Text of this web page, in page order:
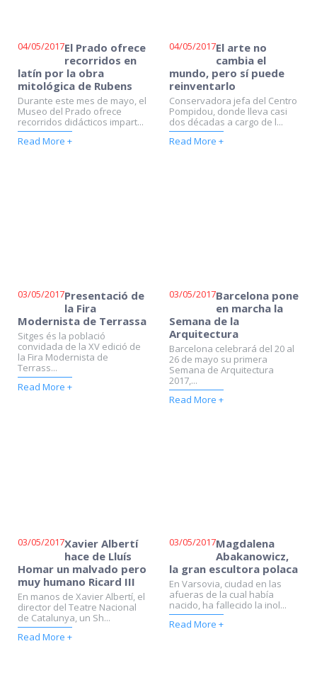
04/05/2017El Prado ofrece
recorridos en
latín por la obra
mitológica de Rubens
Durante este mes de mayo, el
Museo del Prado ofrece
recorridos didácticos impart...
Read More +
04/05/2017El arte no
cambia el
mundo, pero sí puede
reinventarlo
Conservadora jefa del Centro
Pompidou, donde lleva casi
dos décadas a cargo de l...
Read More +
03/05/2017Presentació de
la Fira
Modernista de Terrassa
Sitges és la població
convidada de la XV edició de
la Fira Modernista de
Terrass...
Read More +
03/05/2017Barcelona pone
en marcha la
Semana de la
Arquitectura
Barcelona celebrará del 20 al
26 de mayo su primera
Semana de Arquitectura
2017,...
Read More +
03/05/2017Xavier Albertí
hace de Lluís
Homar un malvado pero
muy humano Ricard III
En manos de Xavier Albertí, el
director del Teatre Nacional
de Ca­talunya, un Sh...
Read More +
03/05/2017Magdalena
Abakanowicz,
la gran escultora polaca
En Varsovia, ciudad en las
afueras de la cual había
nacido, ha fallecido la inol...
Read More +